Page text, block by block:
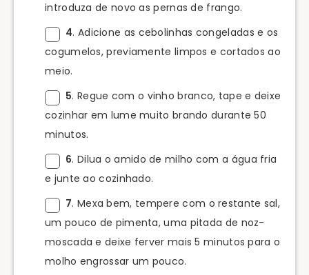
introduza de novo as pernas de frango.
4. Adicione as cebolinhas congeladas e os
cogumelos, previamente limpos e cortados ao
meio.
5. Regue com o vinho branco, tape e deixe
cozinhar em lume muito brando durante 50
minutos.
6. Dilua o amido de milho com a água fria
e junte ao cozinhado.
7. Mexa bem, tempere com o restante sal,
um pouco de pimenta, uma pitada de noz-
moscada e deixe ferver mais 5 minutos para o
molho engrossar um pouco.